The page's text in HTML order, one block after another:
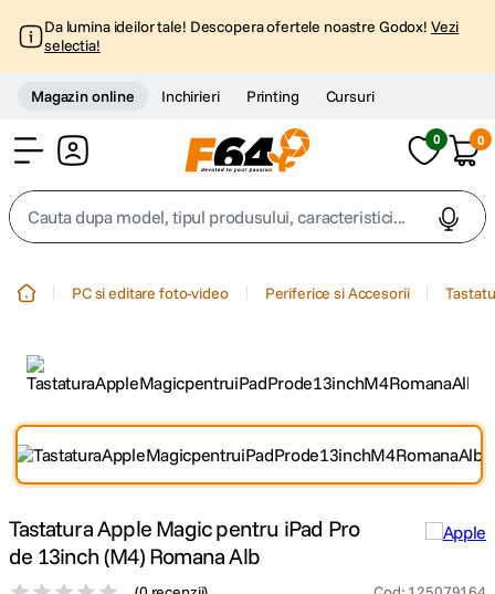
Da lumina ideilor tale! Descopera ofertele noastre Godox! Vezi
selectia!
Magazin online Inchirieri Printing Cursuri
0 0
Cauta dupa model, tipul produsului, caracteristici...
2. trepied
4. peak design
canon sx740 hs
PC si editare foto-video Periferice si Accesorii
Tastatura Apple Magic pentru iPad Pro
de 13inch (M4) Romana Alb